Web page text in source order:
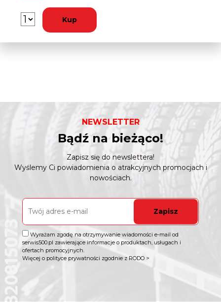
Kup
NEWSLETTER
Bądź na bieżąco!
Zapisz się do newslettera!
Wyślemy Ci powiadomienia o atrakcyjnych promocjach i
nowościach.
Zapisz
Wyrażam zgodę na otrzymywanie wiadomości e-mail od
serwis500.pl zawierające informacje o produktach, usługach i
ofertach promocyjnych.
Więcej o polityce prywatności zgodnie z RODO >